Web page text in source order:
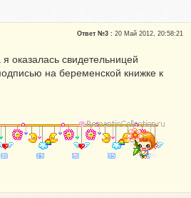
Ответ №3 :20 Май 2012, 20:58:21
оказалась свидетельницей
на беременской книжке к